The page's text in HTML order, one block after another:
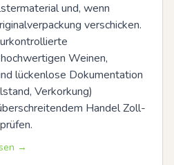
und, wenn
verschicken.
Weinen,
lückenlose Dokumentation
Verkorkung)
Handel Zoll-
→